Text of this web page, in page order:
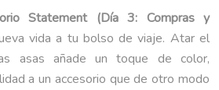
Statement (Día 3: Compras y
vida a tu bolso de viaje. Atar el
asas añade un toque de color,
a un accesorio que de otro modo